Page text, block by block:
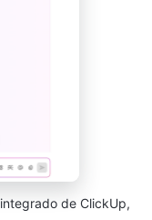
de ClickUp,